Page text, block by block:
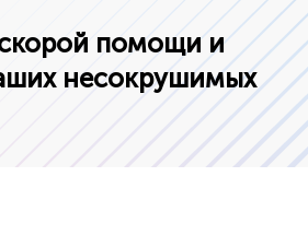
помощи и
несокрушимых